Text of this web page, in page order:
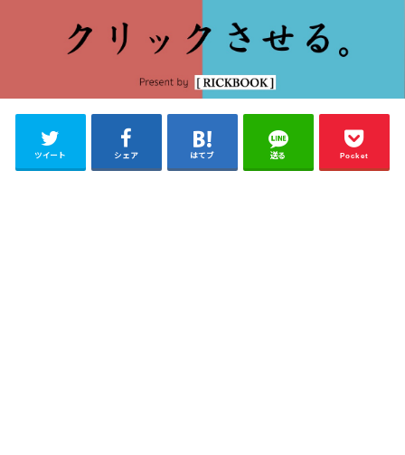
ツイート シェア はてブ 送る Pocket